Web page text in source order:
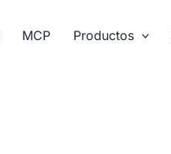
MCP Productos